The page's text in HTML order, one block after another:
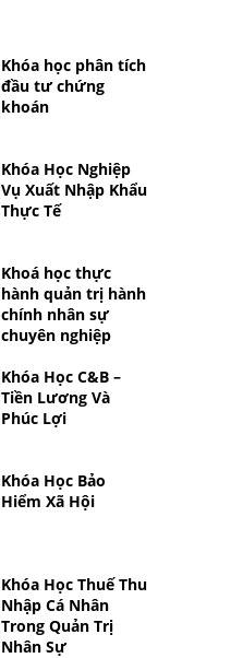
Khóa học phân tích
đầu tư chứng
khoán
Khóa Học Nghiệp
Vụ Xuất Nhập Khẩu
Thực Tế
Khoá học thực
hành quản trị hành
chính nhân sự
chuyên nghiệp
Khóa Học C&B –
Tiền Lương Và
Phúc Lợi
Khóa Học Bảo
Hiểm Xã Hội
Khóa Học Thuế Thu
Nhập Cá Nhân
Trong Quản Trị
Nhân Sự